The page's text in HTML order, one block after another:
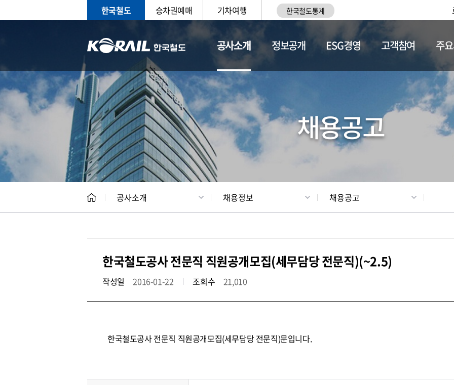
한국철도 승차권예매 기차여행 한국철도통계
공사소개
CEO 일반현황 채용정보
정보공개 ESG경영 고객참여 주
채용공고
공사소개 채용정보 채용공고
한국철도공사 전문직 직원공개모집(세무담당 전문직)(~2.5)
작성일 2016-01-22 조회수 21,010
한국철도공사 전문직 직원공개모집(세무담당 전문직)문입니다.